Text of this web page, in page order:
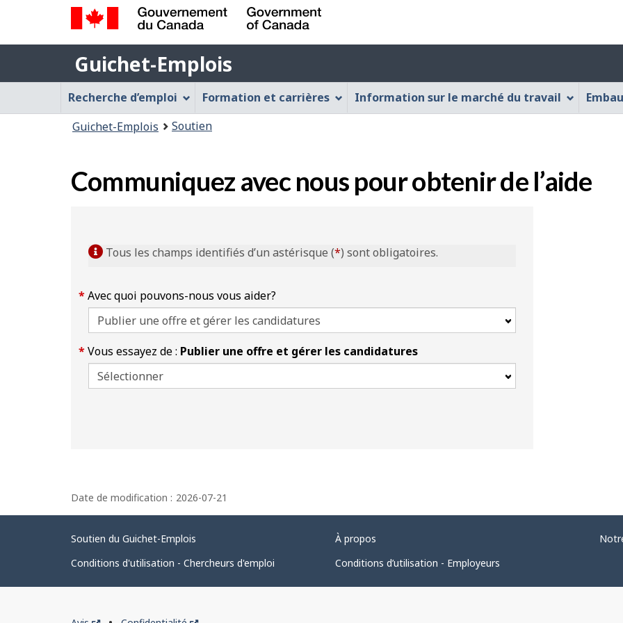
de
cette
application
HTML
simplifiée
Gouvernement
du
Canada
/
Government
of
Guichet-
Emplois
Guichet-Emplois
Menu
Guichet-
Emplois
Recherche d’emploi Formation et carrières Information sur le marché du travail
Guichet-Emplois Soutien
Communiquez avec nous pour obtenir de l’aide
Tous les champs identifiés d’un astérisque (*) sont obligatoires.
Avec quoi pouvons-nous vous aider?
Vous essayez de : Publier une offre et gérer les candidatures
é
a
i
l
Date de modification : 2026-07-21
Liens
connexes
Soutien du Guichet-Emplois À propos
Conditions d'utilisation - Chercheurs d'emploi
Conditions d’utilisation - Employeurs
Organisation